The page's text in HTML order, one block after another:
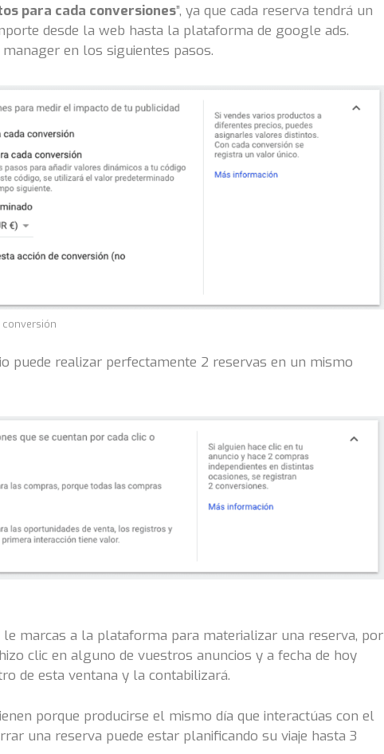
para cada conversiones”, ya que cada reserva tendrá un
desde la web hasta la plataforma de google ads.
en los siguientes pasos.
conversión
puede realizar perfectamente 2 reservas en un mismo
le marcas a la plataforma para materializar una reserva, por
clic en alguno de vuestros anuncios y a fecha de hoy
de esta ventana y la contabilizará.
porque producirse el mismo día que interactúas con el
una reserva puede estar planificando su viaje hasta 3